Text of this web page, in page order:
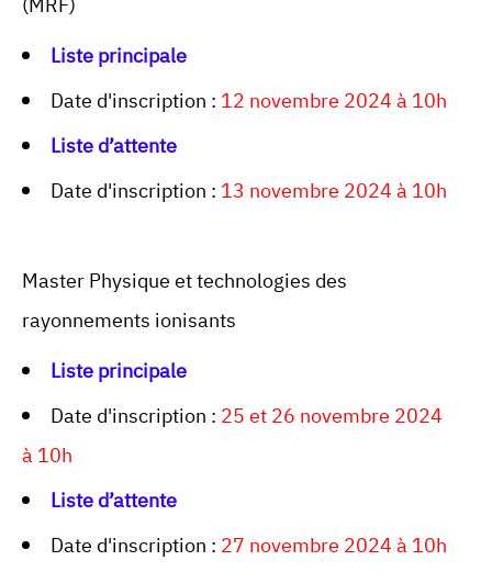
Liste principale
Date d'inscription : 12 novembre 2024 à 10h
Liste d’attente
Date d'inscription : 13 novembre 2024 à 10h
Master Physique et technologies des
rayonnements ionisants
Liste principale
Date d'inscription : 25 et 26 novembre 2024
à 10h
Liste d’attente
Date d'inscription : 27 novembre 2024 à 10h